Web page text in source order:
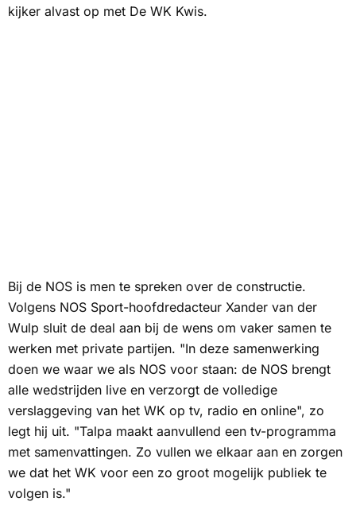
kijker alvast op met De WK Kwis.
Bij de NOS is men te spreken over de constructie.
Volgens NOS Sport-hoofdredacteur Xander van der
Wulp sluit de deal aan bij de wens om vaker samen te
werken met private partijen. "In deze samenwerking
doen we waar we als NOS voor staan: de NOS brengt
alle wedstrijden live en verzorgt de volledige
verslaggeving van het WK op tv, radio en online", zo
legt hij uit. "Talpa maakt aanvullend een tv-programma
met samenvattingen. Zo vullen we elkaar aan en zorgen
we dat het WK voor een zo groot mogelijk publiek te
volgen is."